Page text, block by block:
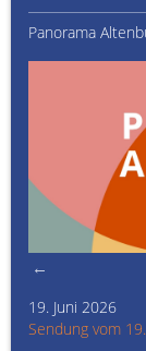
Panorama
19. Juni 2026
Sendung vom